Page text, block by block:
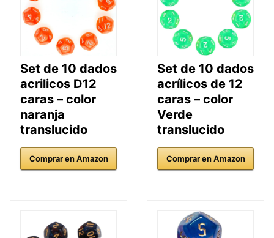
Set de 10 dados
acrilicos D12
caras – color
naranja
translucido
Comprar en Amazon
Set de 10 dados
acrílicos de 12
caras – color
Verde
translucido
Comprar en Amazon